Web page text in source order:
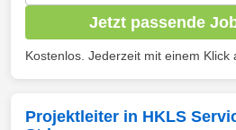
Jetzt passende
Kostenlos. Jederzeit mit einem Klick
Projektleiter in HKLS